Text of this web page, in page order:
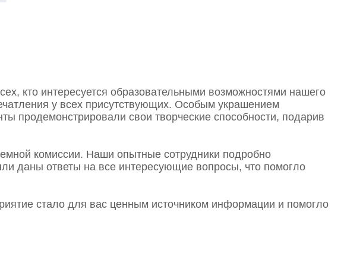
Заявка на обучение
кто интересуется образовательными возможностями нашего
у всех присутствующих. Особым украшением
продемонстрировали свои творческие способности, подарив
комиссии. Наши опытные сотрудники подробно
даны ответы на все интересующие вопросы, что помогло
стало для вас ценным источником информации и помогло